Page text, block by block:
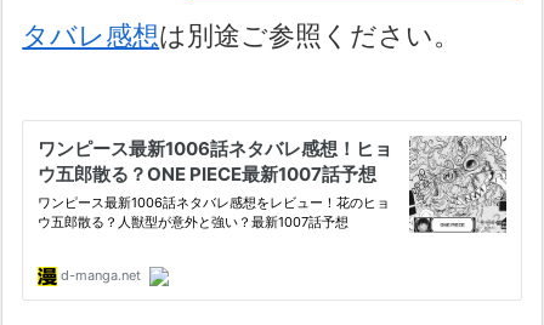
タバレ感想は別途ご参照ください。